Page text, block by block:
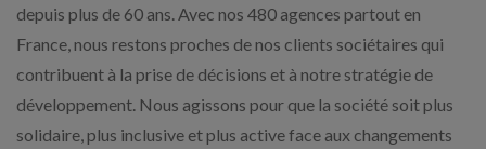
depuis plus de 60 ans. Avec nos 480 agences partout en
France, nous restons proches de nos clients sociétaires qui
contribuent à la prise de décisions et à notre stratégie de
développement. Nous agissons pour que la société soit plus
solidaire, plus inclusive et plus active face aux changements